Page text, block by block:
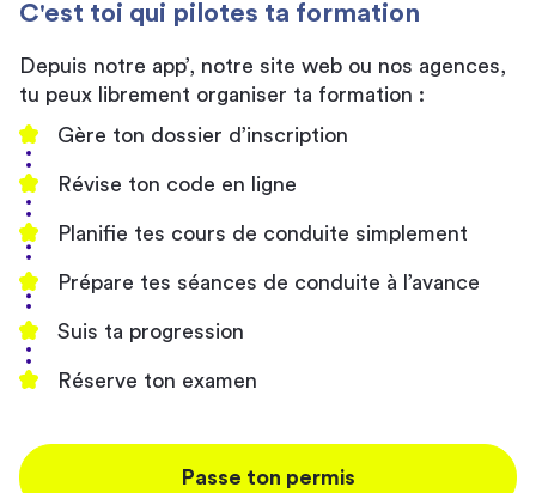
C'est toi qui pilotes ta formation
Depuis notre app’, notre site web ou nos agences,
tu peux librement organiser ta formation :
Gère ton dossier d’inscription
Révise ton code en ligne
Planifie tes cours de conduite simplement
Prépare tes séances de conduite à l’avance
Suis ta progression
Réserve ton examen
Passe ton permis